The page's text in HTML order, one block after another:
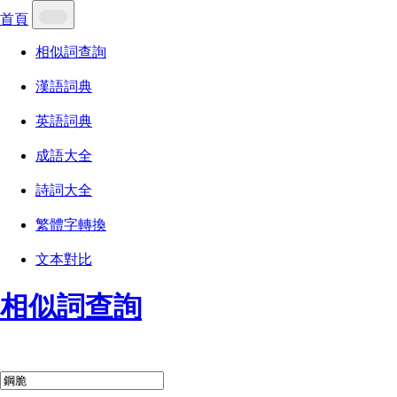
首頁
相似詞查詢
漢語詞典
英語詞典
成語大全
詩詞大全
繁體字轉換
文本對比
相似詞查詢